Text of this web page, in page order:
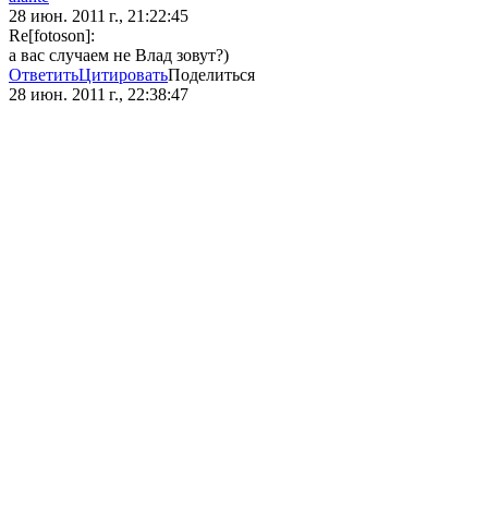
28 июн. 2011 г., 21:22:45
Re[fotoson]:
а вас случаем не Влад зовут?)
ОтветитьЦитироватьПоделиться
28 июн. 2011 г., 22:38:47